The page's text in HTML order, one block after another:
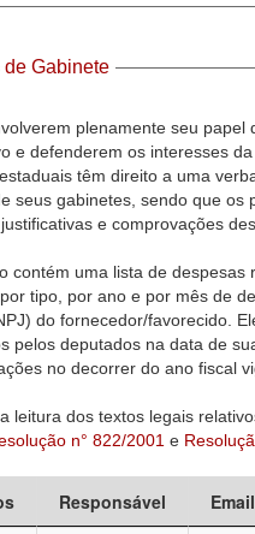
de Gabinete
plenamente seu papel
e defenderem os interesses
têm direito a uma
seus gabinetes, sendo que os
e comprovações
contém uma lista de despesas
tipo, por ano e por mês de
do fornecedor/favorecido.
pelos deputados na data de
no decorrer do ano fiscal
leitura dos textos legais
n° 822/2001 e
Responsável